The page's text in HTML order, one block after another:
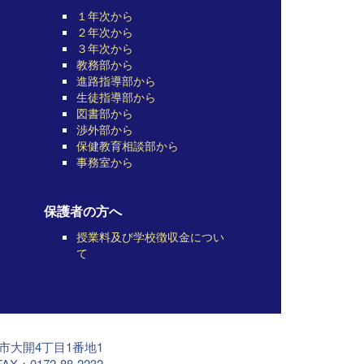
１年次から
２年次から
３年次から
教務部から
進路指導部から
生徒指導部から
図書部から
渉外部から
保健教育相談部から
事務室から
保護者の方へ
授業料及び学校徴収金につい
て
大開4丁目1番地1